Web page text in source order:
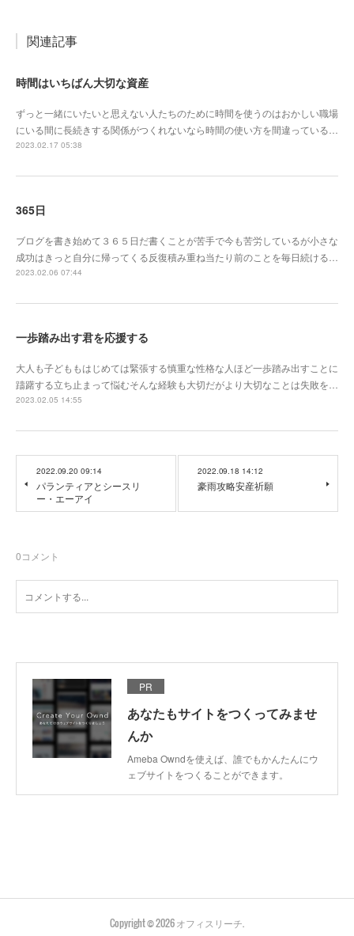
関連記事
時間はいちばん大切な資産
ずっと一緒にいたいと思えない人たちのために時間を使うのはおかしい職場
にいる間に長続きする関係がつくれないなら時間の使い方を間違っている…
2023.02.17 05:38
365日
ブログを書き始めて３６５日だ書くことが苦手で今も苦労しているが小さな
成功はきっと自分に帰ってくる反復積み重ね当たり前のことを毎日続ける…
2023.02.06 07:44
一歩踏み出す君を応援する
大人も子どももはじめては緊張する慎重な性格な人ほど一歩踏み出すことに
躊躇する立ち止まって悩むそんな経験も大切だがより大切なことは失敗を…
2023.02.05 14:55
2022.09.20 09:14
パランティアとシースリ
ー・エーアイ
2022.09.18 14:12
豪雨攻略安産祈願
0コメント
PR
あなたもサイトをつくってみませ
んか
Ameba Owndを使えば、誰でもかんたんにウ
ェブサイトをつくることができます。
Copyright ©2026オフィスリーチ.